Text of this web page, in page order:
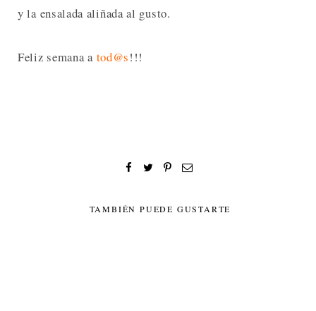
y la ensalada aliñada al gusto.
Feliz semana a tod@s!!!
TAMBIÉN PUEDE GUSTARTE